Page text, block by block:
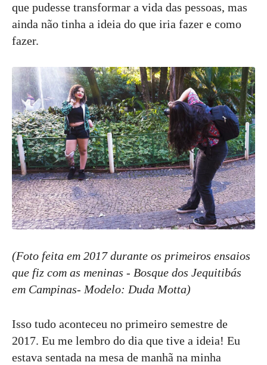
que pudesse transformar a vida das pessoas, mas
ainda não tinha a ideia do que iria fazer e como
fazer.
(Foto feita em 2017 durante os primeiros ensaios
que fiz com as meninas - Bosque dos Jequitibás
em Campinas- Modelo: Duda Motta)
Isso tudo aconteceu no primeiro semestre de
2017. Eu me lembro do dia que tive a ideia! Eu
estava sentada na mesa de manhã na minha